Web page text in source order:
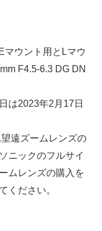
マウント用とLマウ
F4.5-6.3 DG DN
は2023年2月17日
遠ズームレンズの
ニックのフルサイ
ムレンズの購入を
ください。